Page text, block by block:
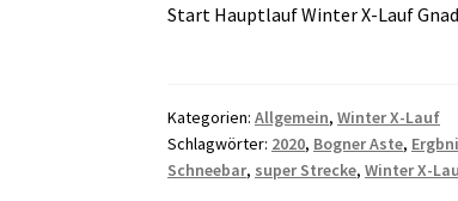
Start Hauptlauf Winter X-Lauf
Kategorien:Allgemein,Winter X-Lauf
Schlagwörter: 2020, Bogner Aste,
Schneebar, super Strecke,Winter X-